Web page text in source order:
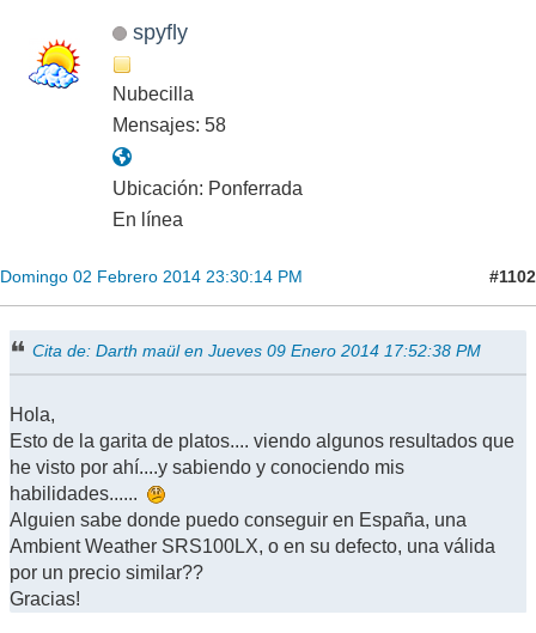
spyfly
Nubecilla
Mensajes: 58
Ubicación: Ponferrada
En línea
Domingo 02 Febrero 2014 23:30:14 PM #1102
Cita de: Darth maül en Jueves 09 Enero 2014 17:52:38 PM
Hola,
Esto de la garita de platos.... viendo algunos resultados que
he visto por ahí....y sabiendo y conociendo mis
habilidades......
Alguien sabe donde puedo conseguir en España, una
Ambient Weather SRS100LX, o en su defecto, una válida
por un precio similar??
Gracias!